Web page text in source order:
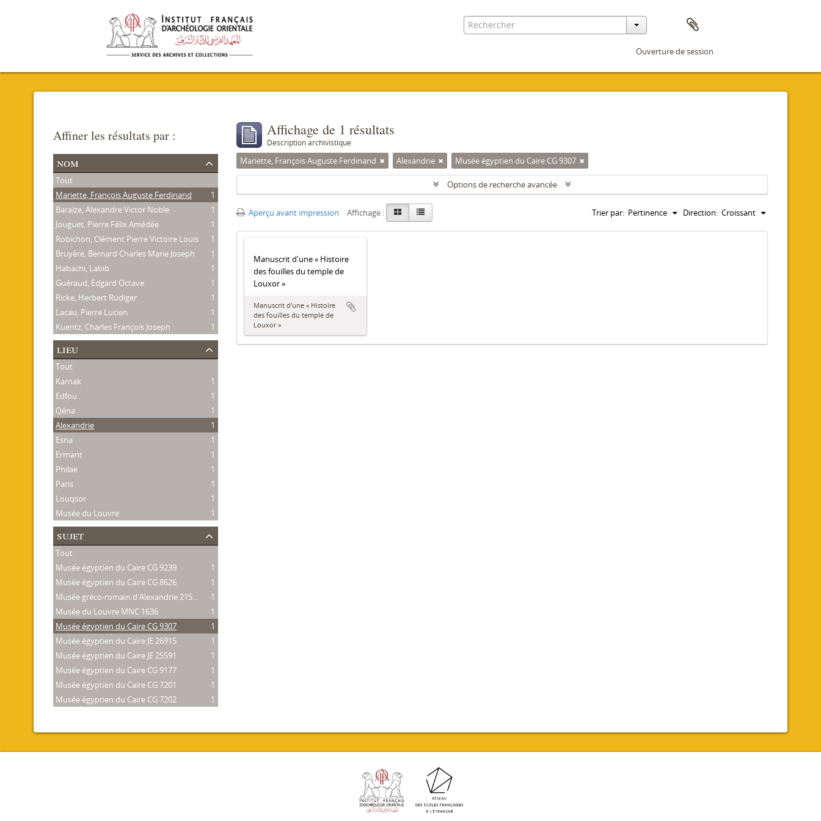
Ouverture de session
Affiner les résultats par :
nom
Tout
Mariette, François Auguste Ferdinand
1
Baraize, Alexandre Victor Noble
1
Jouguet, Pierre Félix Amédée
1
Robichon, Clément Pierre Victoire Louis
1
Bruyère, Bernard Charles Marie Joseph
1
Habachi, Labib
1
Guéraud, Edgard Octave
1
Ricke, Herbert Rüdiger
1
Lacau, Pierre Lucien
1
Kuentz, Charles François Joseph
1
lieu
Tout
Karnak
1
Edfou
1
Qéna
1
Alexandrie
1
Esna
1
Ermant
1
Philae
1
Paris
1
Louqsor
1
Musée du Louvre
1
sujet
Tout
Musée égyptien du Caire CG 9239
1
Musée égyptien du Caire CG 8626
1
Musée gréco-romain d'Alexandrie 21534
1
Musée du Louvre MNC 1636
1
Musée égyptien du Caire CG 9307
1
Musée égyptien du Caire JE 26915
1
Musée égyptien du Caire JE 25591
1
Musée égyptien du Caire CG 9177
1
Musée égyptien du Caire CG 7201
1
Musée égyptien du Caire CG 7202
1
Affichage de 1 résultats
Description archivistique
Mariette, François Auguste Ferdinand Alexandrie Musée égyptien du Caire CG 9307
Options de recherche avancée
Aperçu avant impression Affichage : Trier par: Pertinence Direction: Croissant
Manuscrit d'une « Histoire
des fouilles du temple de
Louxor »
Manuscrit d'une « Histoire
des fouilles du temple de
Louxor »